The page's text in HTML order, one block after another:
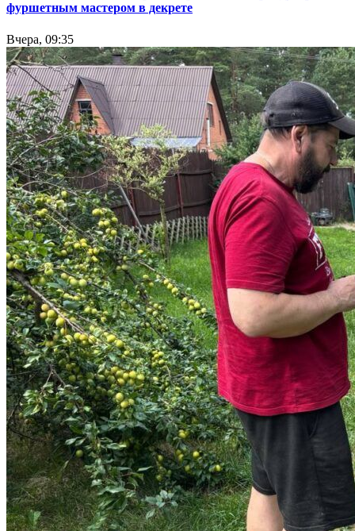
фуршетным мастером в декрете
Вчера, 09:35